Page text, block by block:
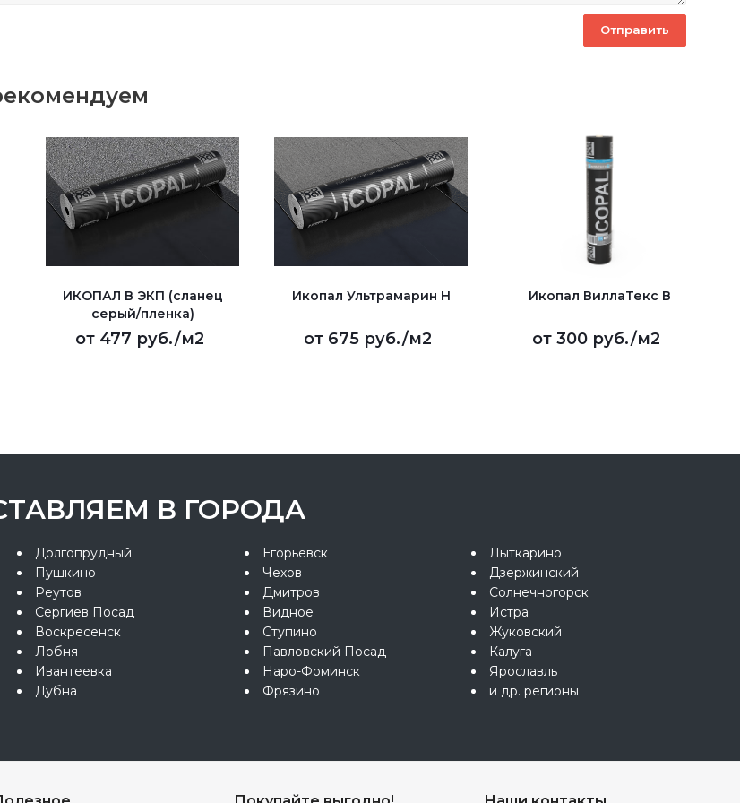
ИКОПАЛ В ЭКП (сланец
серый/пленка)
от 477 руб./м2
Икопал Ультрамарин Н
от 675 руб./м2
Икопал ВиллаТекс В
от 300 руб./м2
В ГОРОДА
Долгопрудный
Пушкино
Реутов
Сергиев Посад
Воскресенск
Лобня
Ивантеевка
Дубна
Егорьевск
Чехов
Дмитров
Видное
Ступино
Павловский Посад
Наро-Фоминск
Фрязино
Лыткарино
Дзержинский
Солнечногорск
Истра
Жуковский
Калуга
Ярославль
и др. регионы